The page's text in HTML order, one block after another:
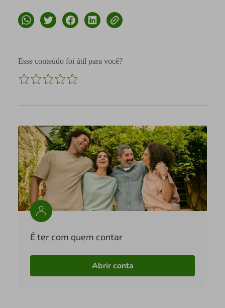
Esse conteúdo foi útil para você?
É ter com quem contar
Abrir conta